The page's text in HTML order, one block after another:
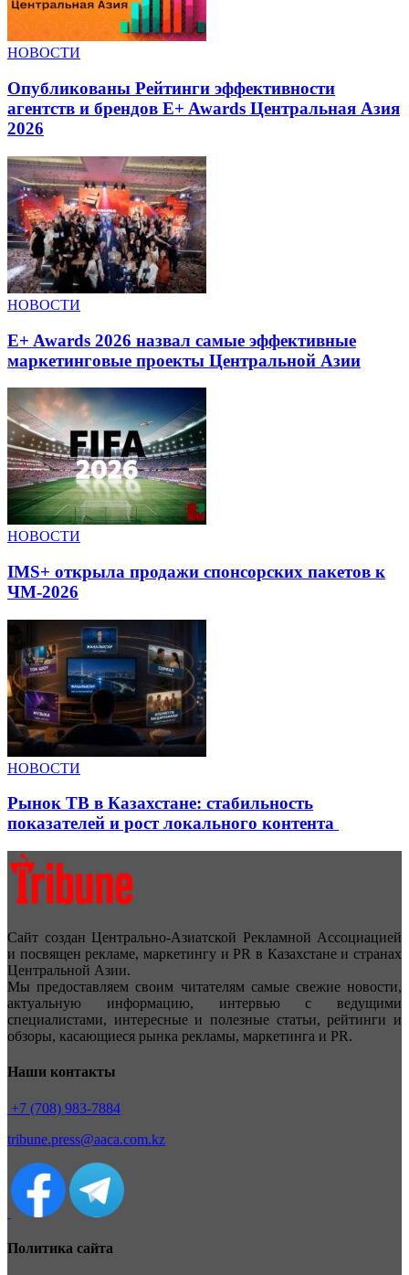
НОВОСТИ
Опубликованы Рейтинги эффективности
агентств и брендов E+ Awards Центральная Азия
2026
НОВОСТИ
E+ Awards 2026 назвал самые эффективные
маркетинговые проекты Центральной Азии
НОВОСТИ
IMS+ открыла продажи спонсорских пакетов к
ЧМ-2026
НОВОСТИ
Рынок ТВ в Казахстане: стабильность
показателей и рост локального контента
Сайт создан Центрально-Азиатской Рекламной Ассоциацией
и посвящен рекламе, маркетингу и PR в Казахстане и странах
Центральной Азии.
Мы предоставляем своим читателям самые свежие новости,
актуальную информацию, интервью с ведущими
специалистами, интересные и полезные статьи, рейтинги и
обзоры, касающиеся рынка рекламы, маркетинга и PR.
Наши контакты
+7 (708) 983-7884
tribune.press@aaca.com.kz
Политика сайта